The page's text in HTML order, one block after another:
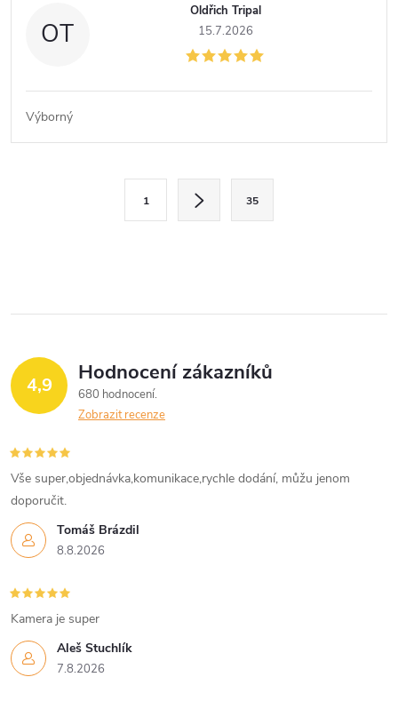
OT
Oldřich Tripal
15.7.2026
Výborný
a
c
í
p
r
v
k
y
v
k
v
á
n
1 35
4,9 Hodnocení zákazníků
680 hodnocení
Zobrazit recenze
Tomáš Brázdil
8.8.2026
Vše super,objednávka,komunikace,rychle dodání, můžu jenom
doporučit.
Aleš Stuchlík
7.8.2026
Kamera je super